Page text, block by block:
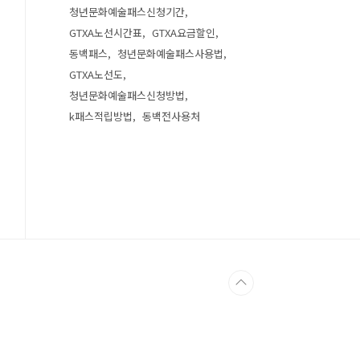
청년문화예술패스신청기간
GTXA노선시간표
GTXA요금할인
동백패스
청년문화예술패스사용법
GTXA노선도
청년문화예술패스신청방법
k패스적립방법
동백전사용처